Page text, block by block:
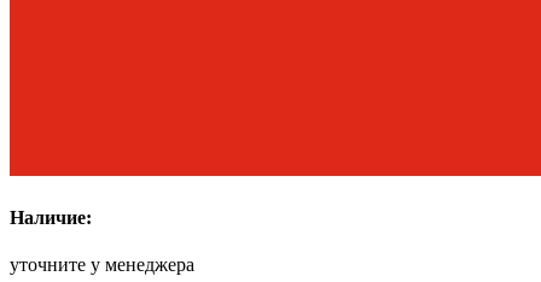
Наличие:
уточните у менеджера